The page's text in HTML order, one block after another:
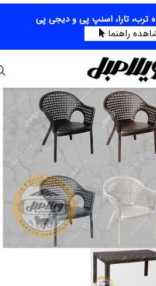
ترب، تارا، اسنپ پی و دیجی پی
راهنما